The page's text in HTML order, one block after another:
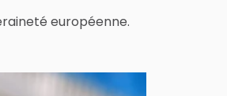
européenne.